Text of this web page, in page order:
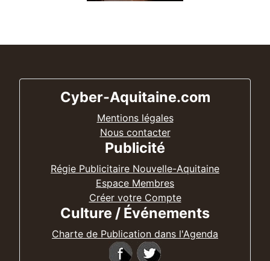
Cyber-Aquitaine.com
Mentions légales
Nous contacter
Publicité
Régie Publicitaire Nouvelle-Aquitaine
Espace Membres
Créer votre Compte
Culture / Événements
Charte de Publication dans l'Agenda